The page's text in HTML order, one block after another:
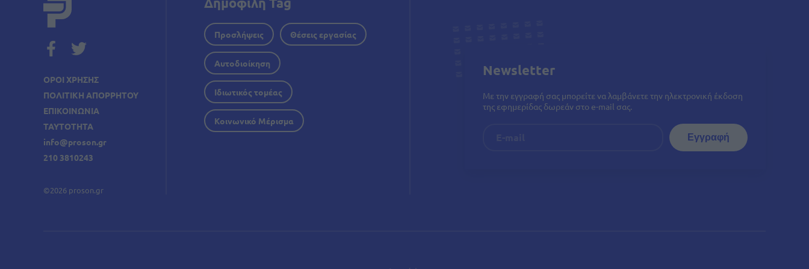
ΟΡΟΙ ΧΡΗΣΗΣ
ΠΟΛΙΤΙΚΗ ΑΠΟΡΡΗΤΟΥ
ΕΠΙΚΟΙΝΩΝΙΑ
ΤΑΥΤΟΤΗΤΑ
info@proson.gr
210 3810243
©2026 proson.gr
Προσλήψεις Θέσεις εργασίας
Αυτοδιοίκηση
Ιδιωτικός τομέας
Κοινωνικό Μέρισμα
Newsletter
Με την εγγραφή σας μπορείτε να λαμβάνετε την ηλεκτρονική έκδοση
της εφημερίδας δωρεάν στο e-mail σας.